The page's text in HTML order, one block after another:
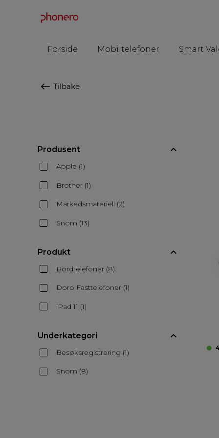
Forside Mobiltelefoner Smart
Tilbake
Produsent
Apple (1)
Brother (1)
Markedsmateriell (2)
Snom (13)
Produkt
Bordtelefoner (8)
Doro Fasttelefoner (1)
iPad 11 (1)
Underkategori
Besøksregistrering (1)
Snom (8)